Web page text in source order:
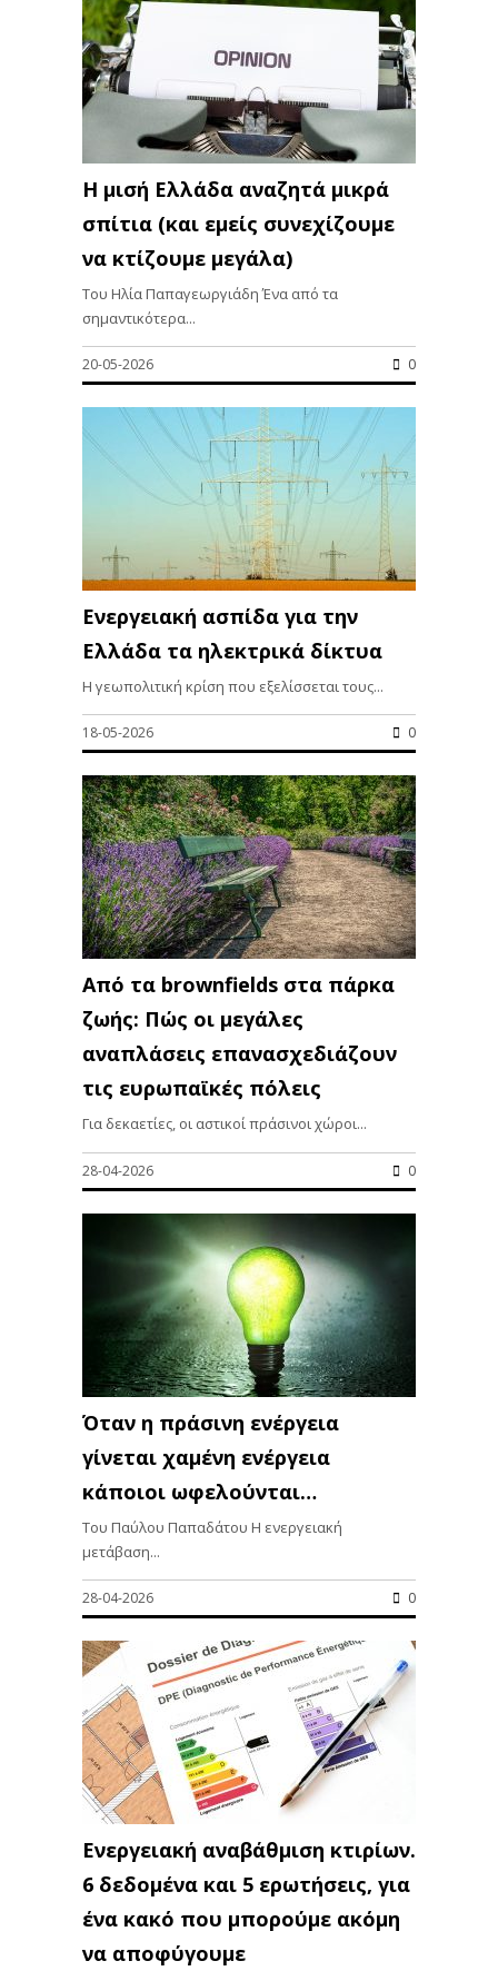
Η μισή Ελλάδα αναζητά μικρά
σπίτια (και εμείς συνεχίζουμε
να κτίζουμε μεγάλα)
Του Ηλία Παπαγεωργιάδη Ένα από τα
σημαντικότερα...
20-05-2026 0
Ενεργειακή ασπίδα για την
Ελλάδα τα ηλεκτρικά δίκτυα
Η γεωπολιτική κρίση που εξελίσσεται τους...
18-05-2026 0
Από τα brownfields στα πάρκα
ζωής: Πώς οι μεγάλες
αναπλάσεις επανασχεδιάζουν
τις ευρωπαϊκές πόλεις
Για δεκαετίες, οι αστικοί πράσινοι χώροι...
28-04-2026 0
Όταν η πράσινη ενέργεια
γίνεται χαμένη ενέργεια
κάποιοι ωφελούνται…
Του Παύλου Παπαδάτου Η ενεργειακή
μετάβαση...
28-04-2026 0
Ενεργειακή αναβάθμιση κτιρίων.
6 δεδομένα και 5 ερωτήσεις, για
ένα κακό που μπορούμε ακόμη
να αποφύγουμε